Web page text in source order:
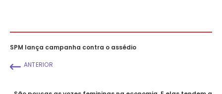
SPM lança campanha contra o assédio
ANTERIOR